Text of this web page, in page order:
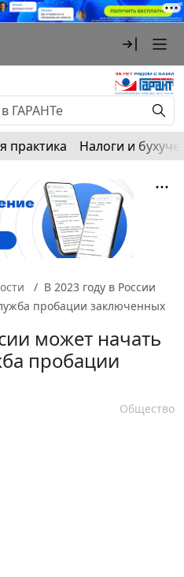
практика Налоги и
В 2023 году в России
пробации заключенных
может начать
пробации
Общество